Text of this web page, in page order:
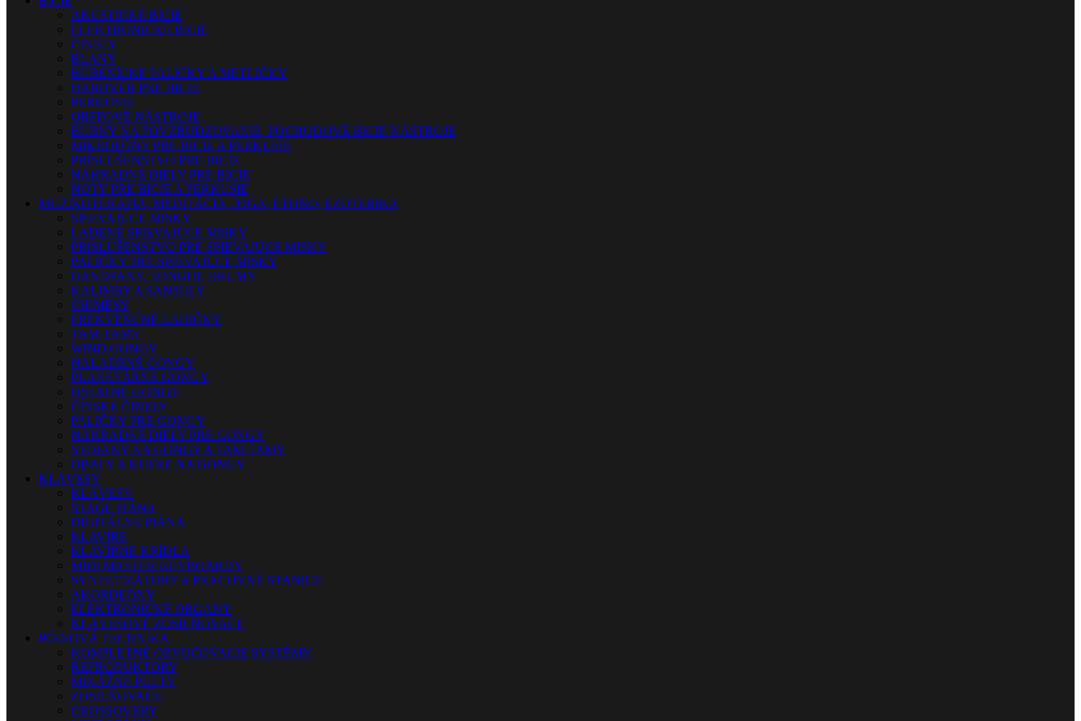
AKUSTICKÉ BICIE
ELEKTRONICKÉ BICIE
ČINELY
BLANY
BUBENÍCKE PALIČKY A METLIČKY
HARDVÉR PRE BICIE
PERKUSIE
ORFFOVÉ NÁSTROJE
BUBNY NA POVZBUDZOVANIE, POCHODOVÉ BICIE NÁSTROJE
MIKROFÓNY PRE BICIE A PERKUSIE
PRÍSLUŠENSTVO PRE BICIE
NÁHRADNÉ DIELY PRE BICIE
NOTY PRE BICIE A PERKUSIE
MUZIKOTERAPIA, MEDITÁCIA, JOGA, ETHNO, EZOTERIKA
SPIEVAJÚCE MISKY
LADENÉ SPIEVAJÚCE MISKY
PRISLUŠENSTVO PRE SPIEVAJÚCE MISKY
PALIČKY PRE SPIEVAJÚCE MISKY
HANDPANY, TONGUE DRUMY
KALIMBY A SANSULY
CHIMESY
FREKVENČNÉ LADIČKY
TAM-TAMY
WIND GONGY
NALADENÉ GONGY
PLANETÁRNE GONGY
OSTATNÉ GONGY
ČÍNSKE ČINELY
PALIČKY PRE GONGY
NÁHRADNÉ DIELY PRE GONGY
STOJANY NA GONGY A TAM-TAMY
OBALY A KUFRE NA GONGY
KLÁVESY
KLÁVESY
STAGE PIÁNA
DIGITÁLNE PIÁNA
KLAVÍRE
KLAVÍRNE KRÍDLA
MIDI MASTER KEYBOARDY
SYNTETIZÁTORY A PRACOVNÉ STANICE
AKORDEÓNY
ELEKTRONICKÉ ORGANY
KLÁVESOVÉ ZOSILŇOVAČE
PÓDIOVÁ TECHNIKA
KOMPLETNÉ OZVUČOVACIE SYSTÉMY
REPRODUKTORY
MIXÁŽNE PULTY
ZOSILŇOVAČE
CROSSOVERY